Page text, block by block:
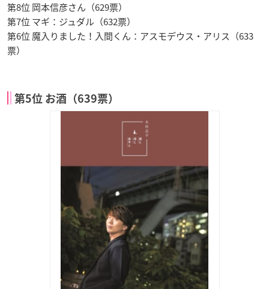
第8位 岡本信彦さん（629票）
第7位 マギ：ジュダル（632票）
第6位 魔入りました！入間くん：アスモデウス・アリス（633
票）
第5位 お酒（639票）